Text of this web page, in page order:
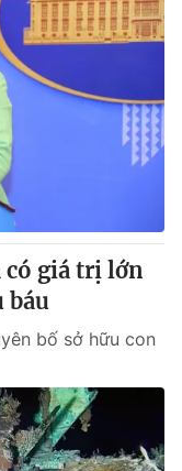
có giá trị lớn
báu
bố sở hữu con